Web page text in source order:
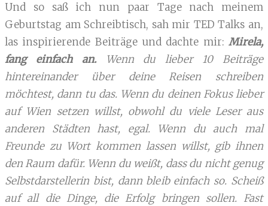
Und so saß ich nun paar Tage nach meinem
Geburtstag am Schreibtisch, sah mir TED Talks an,
las inspirierende Beiträge und dachte mir: Mirela,
fang einfach an.Wenn du lieber 10 Beiträge
hintereinander über deine Reisen schreiben
möchtest, dann tu das. Wenn du deinen Fokus lieber
auf Wien setzen willst, obwohl du viele Leser aus
anderen Städten hast, egal. Wenn du auch mal
Freunde zu Wort kommen lassen willst, gib ihnen
den Raum dafür. Wenn du weißt, dass du nicht genug
Selbstdarstellerin bist, dann bleib einfach so. Scheiß
auf all die Dinge, die Erfolg bringen sollen. Fast